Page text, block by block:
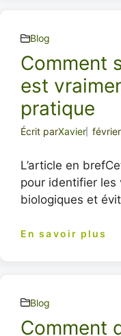
Blog
Comment
est
pratique
Écrit parXavier
L’article en
pour identifier les
biologiques et
En savoir plus
Blog
Comment